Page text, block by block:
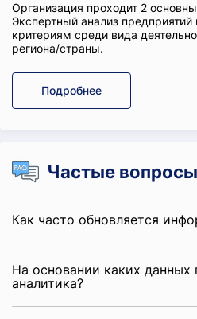
Организация проходит 2
Экспертный анализ
критериям среди вида
региона/страны.
Подробнее
Частые вопросы
Как часто обновляется
На основании каких данных
аналитика?